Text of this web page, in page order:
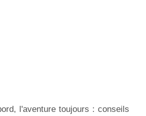
l'aventure toujours : conseils